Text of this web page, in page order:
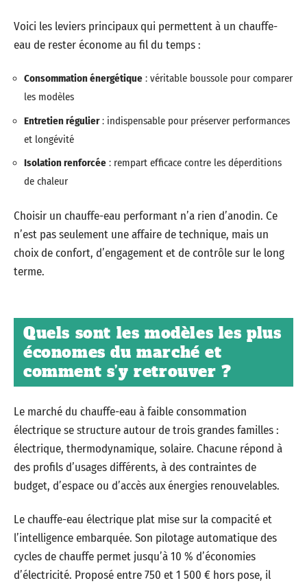
Voici les leviers principaux qui permettent à un chauffe-
eau de rester économe au fil du temps :
Consommation énergétique : véritable boussole pour comparer
les modèles
Entretien régulier: indispensable pour préserver performances
et longévité
Isolation renforcée : rempart efficace contre les déperditions
de chaleur
Choisir un chauffe-eau performant n’a rien d’anodin. Ce
n’est pas seulement une affaire de technique, mais un
choix de confort, d’engagement et de contrôle sur le long
terme.
Quels sont les modèles les plus
économes du marché et
comment s’y retrouver ?
Le marché du chauffe-eau à faible consommation
électrique se structure autour de trois grandes familles :
électrique, thermodynamique, solaire. Chacune répond à
des profils d’usages différents, à des contraintes de
budget, d’espace ou d’accès aux énergies renouvelables.
Le chauffe-eau électrique plat mise sur la compacité et
l’intelligence embarquée. Son pilotage automatique des
cycles de chauffe permet jusqu’à 10 % d’économies
d’électricité. Proposé entre 750 et 1 500 € hors pose, il